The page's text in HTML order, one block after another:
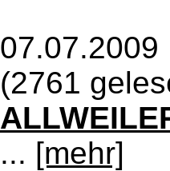
07.07.2009
(2761
... [mehr]